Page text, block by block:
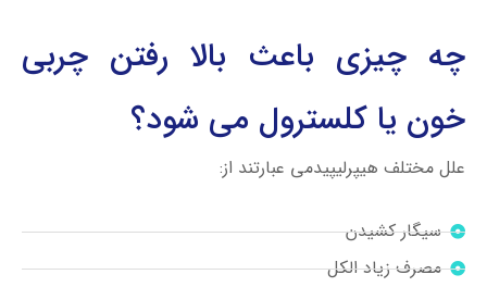
چه چیزی باعث بالا رفتن چربی
خون یا کلسترول می شود؟
علل مختلف هیپرلیپیدمی عبارتند از:
سیگار کشیدن
مصرف زیاد الکل